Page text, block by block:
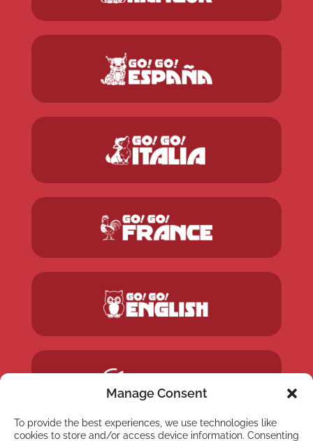
Manage Consent
To provide the best experiences, we use technologies like
cookies to store and/or access device information. Consenting